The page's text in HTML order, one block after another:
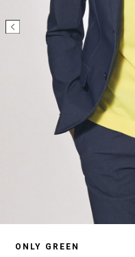
ONLY GREEN